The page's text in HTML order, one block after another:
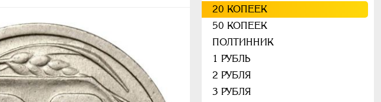
20 КОПЕЕК
50 КОПЕЕК
ПОЛТИННИК
1 РУБЛЬ
2 РУБЛЯ
3 РУБЛЯ